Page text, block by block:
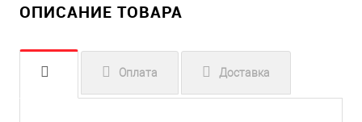
ОПИСАНИЕ ТОВАРА
Оплата Доставка